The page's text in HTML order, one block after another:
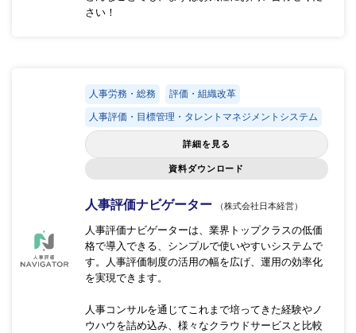
さい！
人事労務・総務 評価・組織改革
人事評価・目標管理・タレントマネジメントシステム
詳細を見る
資料ダウンロード
人事評価ナビゲーター （株式会社日本経営）
人事評価ナビゲーターは、業界トップクラスの低価
格で導入できる、シンプルで使いやすいシステムで
す。人事評価制度の活用の幅を広げ、運用の効率化
を実現できます。
人事コンサルを通じてこれまで培ってきた経験やノ
ウハウを詰め込み、様々なクラウドサービスと比較